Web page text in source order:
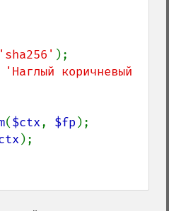
'sha256'
'Наглый коричневый
($ctx, $fp );
);